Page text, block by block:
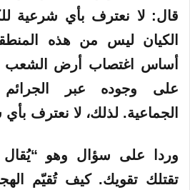
قال: لا نعترف بأي شرعية
الكيان ليس من هذه
أساس اغتصاب أرض الشعب
على وجوده عبر الجرائم
الجماعية. لذلك، لا نعترف
وردا على سؤال وهو “يُقال
تقتلك تقويك. كيف تُقيّم